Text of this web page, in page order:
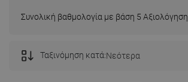
Συνολική βαθμολογία με βάση 5 Αξιολόγηση
Ταξινόμηση κατά:Νεότερα